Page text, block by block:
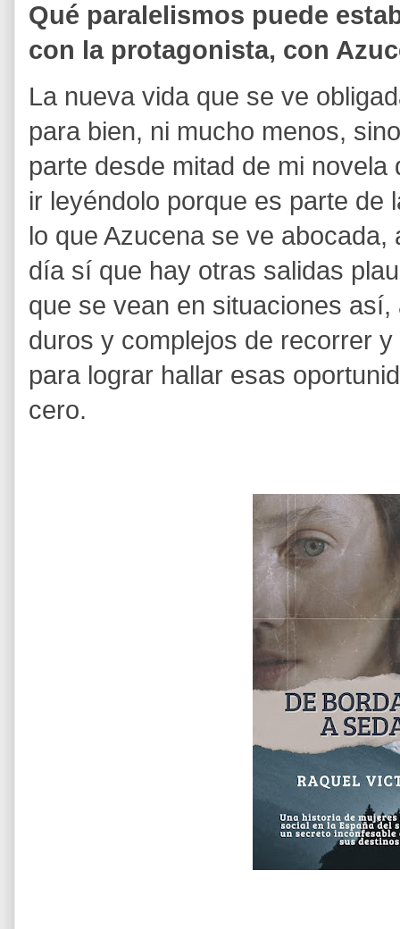
Qué paralelismos puede
con la protagonista, con
La nueva vida que se ve
para bien, ni mucho menos,
parte desde mitad de mi
ir leyéndolo porque es parte de
lo que Azucena se ve
día sí que hay otras salidas
que se vean en situaciones
duros y complejos de recorrer
para lograr hallar esas
cero.